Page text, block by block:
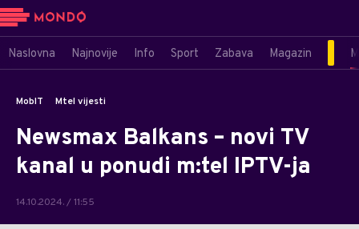
Naslovna Najnovije Info Sport Zabava Magazin
MobIT Mtel vijesti
Newsmax Balkans – novi TV
kanal u ponudi m:tel IPTV-ja
14.10.2024. / 11:55